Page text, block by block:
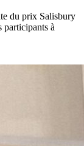
du prix Salisbury
à